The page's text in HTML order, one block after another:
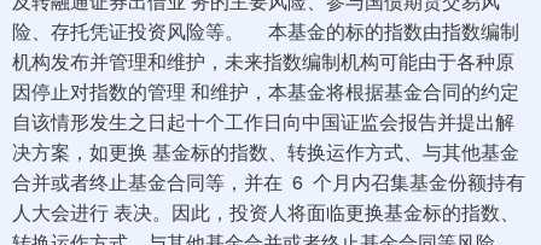
险、存托凭证投资风险等。 本基金的标的指数由指数编制
机构发布并管理和维护，未来指数编制机构可能由于各种原
因停止对指数的管理 和维护，本基金将根据基金合同的约定
自该情形发生之日起十个工作日向中国证监会报告并提出解
决方案，如更换 基金标的指数、转换运作方式、与其他基金
合并或者终止基金合同等，并在 6 个月内召集基金份额持有
人大会进行 表决。因此，投资人将面临更换基金标的指数、